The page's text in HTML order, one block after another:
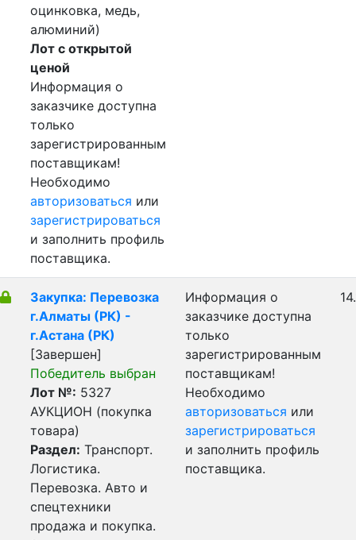
оцинковка, медь,
алюминий)
Лот с открытой
ценой
Информация о
заказчике доступна
только
зарегистрированным
поставщикам!
Необходимо
авторизоваться или
зарегистрироваться
и заполнить профиль
поставщика.
Закупка: Перевозка
г.Алматы (РК) -
г.Астана (РК)
[Завершен]
Победитель выбран
Лот №: 5327
АУКЦИОН (покупка
товара)
Раздел: Транспорт.
Логистика.
Перевозка. Авто и
спецтехники
продажа и покупка.
Информация о
заказчике доступна
только
зарегистрированным
поставщикам!
Необходимо
авторизоваться или
зарегистрироваться
и заполнить профиль
поставщика.